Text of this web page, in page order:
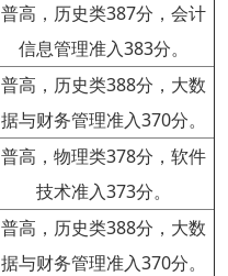
普高，历史类387分，会计
信息管理准入383分。
普高，历史类388分，大数
据与财务管理准入370分。
普高，物理类378分，软件
技术准入373分。
普高，历史类388分，大数
据与财务管理准入370分。